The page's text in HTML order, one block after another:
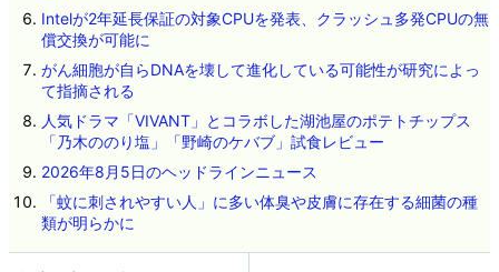
Intelが2年延長保証の対象CPUを発表、クラッシュ多発CPUの無
償交換が可能に
がん細胞が自らDNAを壊して進化している可能性が研究によっ
て指摘される
人気ドラマ「VIVANT」とコラボした湖池屋のポテトチップス
「乃木ののり塩」「野崎のケバブ」試食レビュー
2026年8月5日のヘッドラインニュース
「蚊に刺されやすい人」に多い体臭や皮膚に存在する細菌の種
類が明らかに